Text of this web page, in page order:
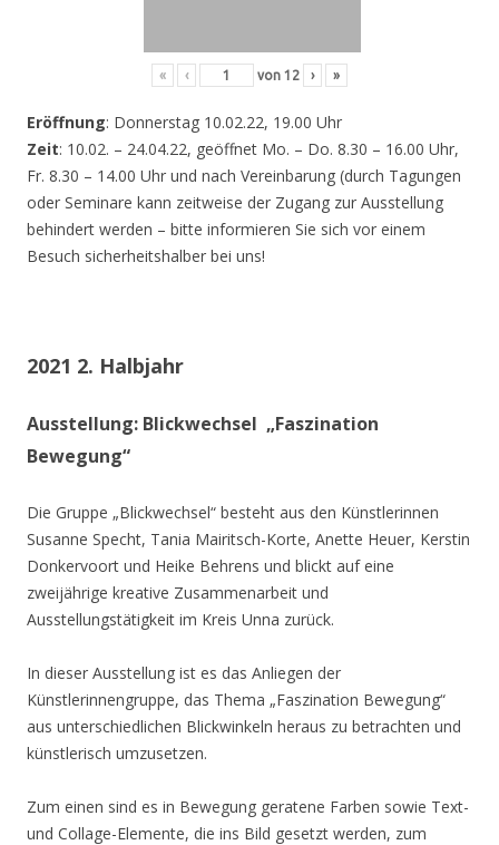
« ‹ von 12 › »
Eröffnung: Donnerstag 10.02.22, 19.00 Uhr
Zeit: 10.02. – 24.04.22, geöffnet Mo. – Do. 8.30 – 16.00 Uhr,
Fr. 8.30 – 14.00 Uhr und nach Vereinbarung (durch Tagungen
oder Seminare kann zeitweise der Zugang zur Ausstellung
behindert werden – bitte informieren Sie sich vor einem
Besuch sicherheitshalber bei uns!
2021 2. Halbjahr
Ausstellung: Blickwechsel „Faszination
Bewegung“
Die Gruppe „Blickwechsel“ besteht aus den Künstlerinnen
Susanne Specht, Tania Mairitsch-Korte, Anette Heuer, Kerstin
Donkervoort und Heike Behrens und blickt auf eine
zweijährige kreative Zusammenarbeit und
Ausstellungstätigkeit im Kreis Unna zurück.
In dieser Ausstellung ist es das Anliegen der
Künstlerinnengruppe, das Thema „Faszination Bewegung“
aus unterschiedlichen Blickwinkeln heraus zu betrachten und
künstlerisch umzusetzen.
Zum einen sind es in Bewegung geratene Farben sowie Text-
und Collage-Elemente, die ins Bild gesetzt werden, zum